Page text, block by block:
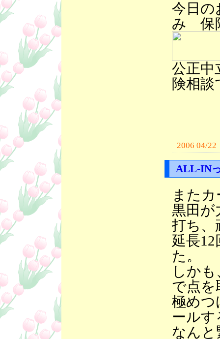
今日
み 保
公正中
険相談
2006 04/22
ALL-IN
また
黒田が
打ち、
延長
た。
しか
で点を
極めつ
ールす
なんと